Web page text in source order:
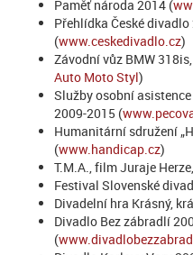
Paměť národa 2014 (
Přehlídka České
(www.ceskedivadlo.cz)
Závodní vůz BMW
Auto Moto Styl)
Služby osobní
2009-2015 (
Humanitární sdružení
(www.handicap.cz)
T.M.A., film Juraje
Festival Slovenské
Divadelní hra Krásný,
Divadlo Bez zábradlí
(